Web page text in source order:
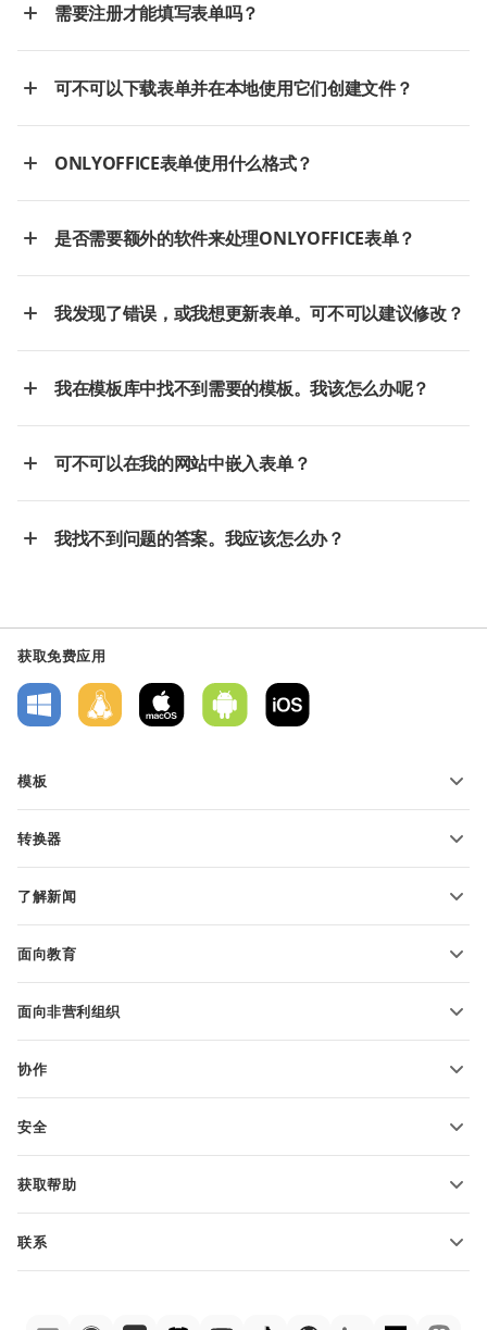
需要注册才能填写表单吗？
可不可以下载表单并在本地使用它们创建文件？
ONLYOFFICE表单使用什么格式？
是否需要额外的软件来处理ONLYOFFICE表单？
我发现了错误，或我想更新表单。可不可以建议修改？
我在模板库中找不到需要的模板。我该怎么办呢？
可不可以在我的网站中嵌入表单？
我找不到问题的答案。我应该怎么办？
获取免费应用
模板
文本文档模板
转换器
转换电子表格
了解新闻
面向教育
适用于教育人士
面向非营利组织
申请免费帐户
协作
翻译人员
安全
获取帮助
帮助中心
联系